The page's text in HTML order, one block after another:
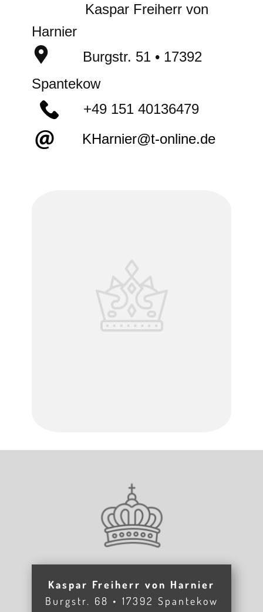
Kaspar Freiherr von
Harnier
Burgstr. 51 • 17392
Spantekow
​​+49 151 40136479
KHarnier@t-online.de
Kaspar Freiherr von Harnier
Burgstr. 68 • 17392 Spantekow